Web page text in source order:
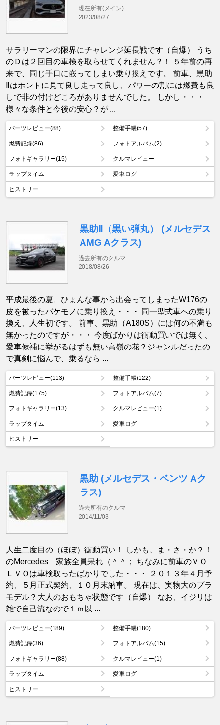
現在所有(メイン)
2023/08/27
サラリーマンの限界にチャレンジ延長戦です（自爆） うち
のＤは２回目の車検を取らせてくれません？！ ５年前の再
来で、同じ手口に嵌ってしまい乗り換えです。 前車、黒助
Ⅱはホントに見て良し走って良し、パワーの割には燃費も良
しで非の付けどころがありませんでした。 しかし・・・
様々な条件と今後の安心？が ...
パーツレビュー(88) 整備手帳(57)
燃費記録(86) フォトアルバム(2)
フォトギャラリー(15) クルマレビュー
ラップタイム 愛車ログ
ヒストリー
黒助Ⅱ（黒い弾丸） (メルセデス
AMG Aクラス)
過去所有のクルマ
2018/08/26
平成最後の夏、ひょんな事から出会ってしまったW176の
皮を被ったバケモノに乗り換え・・・ 同一型式車への乗り
換え、人生初です。 前車、黒助（A180S）には何の不満も
無かったのですが・・・ 今度ばかりは衝動買いでは無く、
愛車候補に挙がるはずも無い高嶺の花？ジャンルだったの
で真剣に悩んで、乗るなら ...
パーツレビュー(113) 整備手帳(122)
燃費記録(175) フォトアルバム(7)
フォトギャラリー(13) クルマレビュー(1)
ラップタイム 愛車ログ
ヒストリー
黒助 (メルセデス・ベンツ Aク
ラス)
過去所有のクルマ
2014/11/03
人生二度目の（ほぼ）衝動買い！ しかも、ま・さ・か？！
のMercedes 家族全員呆れ（＾＾； ちなみに前車のＶＯ
ＬＶＯは車検取ったばかりでした・・・ ２０１３年４月予
約、５月正式契約、１０月末納車。 現在は、実物大のプラ
モデル？大人のおもちゃ状態です（自爆） なお、イジリは
雑で自己流なので１ｍ以 ...
パーツレビュー(189) 整備手帳(180)
燃費記録(36) フォトアルバム(15)
フォトギャラリー(88) クルマレビュー(1)
ラップタイム 愛車ログ
ヒストリー